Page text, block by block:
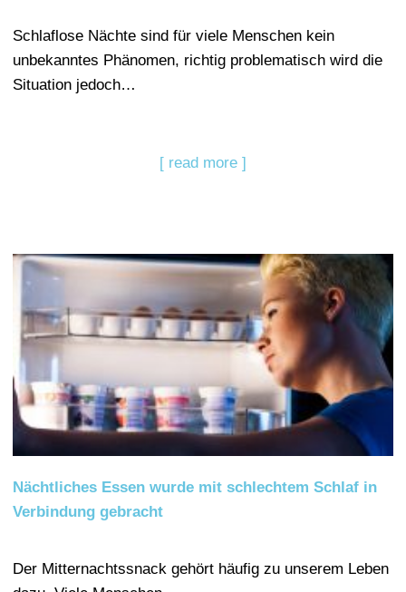
Schlaflose Nächte sind für viele Menschen kein
unbekanntes Phänomen, richtig problematisch wird die
Situation jedoch…
[ read more ]
Nächtliches Essen wurde mit schlechtem Schlaf in
Verbindung gebracht
Der Mitternachtssnack gehört häufig zu unserem Leben